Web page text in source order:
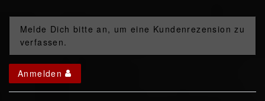
Melde Dich bitte an, um eine Kundenrezension zu
verfassen.
Anmelden